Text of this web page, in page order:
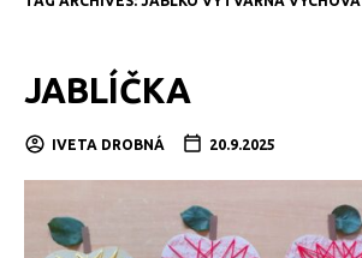
JABLÍČKA
IVETA DROBNÁ 20.9.2025